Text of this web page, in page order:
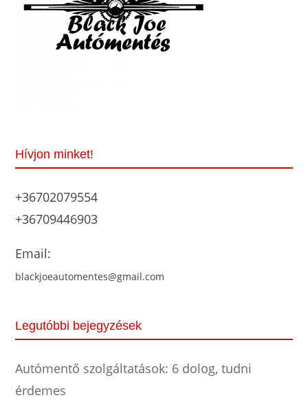
Hívjon minket!
+36702079554
+36709446903
Email:
blackjoeautomentes@gmail.com
Legutóbbi bejegyzések
Autómentő szolgáltatások: 6 dolog, tudni
érdemes